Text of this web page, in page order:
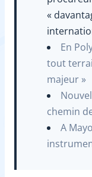
«
En
tout
majeur »
chemin
A